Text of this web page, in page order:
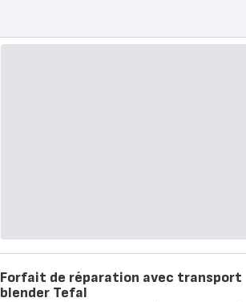
Forfait de réparation avec transport
blender Tefal